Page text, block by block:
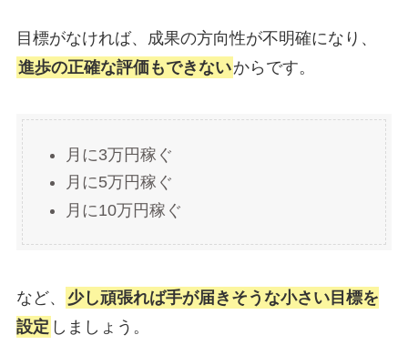
目標がなければ、成果の方向性が不明確になり 、
進歩の正確な評価もできないからです。
月に3万円稼ぐ
月に5万円稼ぐ
月に10万円稼ぐ
など、
少し頑張れば手が届きそうな小さい目標を
設定 しましょう。